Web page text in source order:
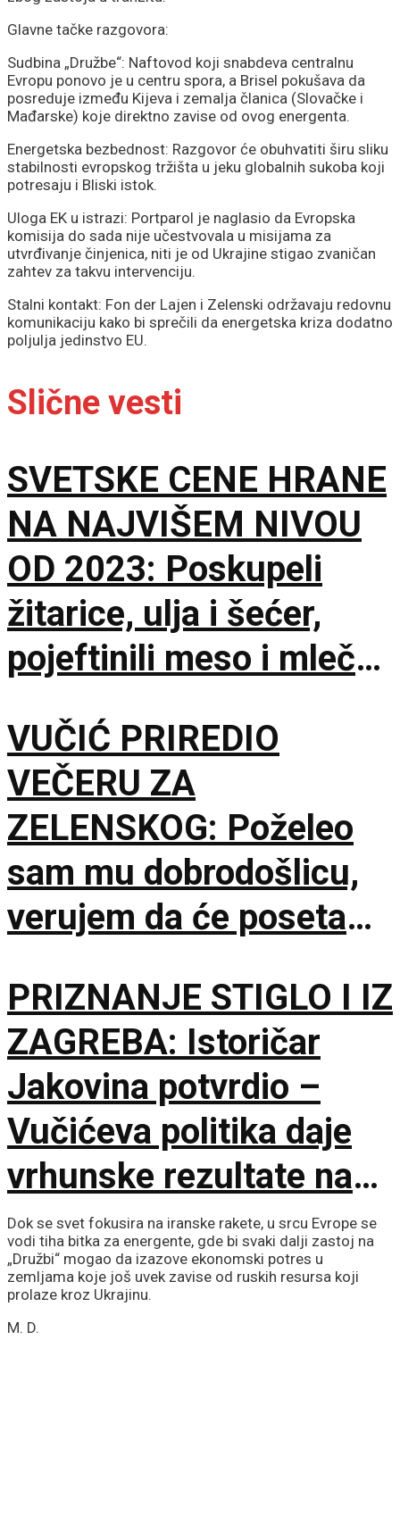
Glavne tačke razgovora:
Sudbina „Družbe“: Naftovod koji snabdeva centralnu
Evropu ponovo je u centru spora, a Brisel pokušava da
posreduje između Kijeva i zemalja članica (Slovačke i
Mađarske) koje direktno zavise od ovog energenta.
Energetska bezbednost: Razgovor će obuhvatiti širu sliku
stabilnosti evropskog tržišta u jeku globalnih sukoba koji
potresaju i Bliski istok.
Uloga EK u istrazi: Portparol je naglasio da Evropska
komisija do sada nije učestvovala u misijama za
utvrđivanje činjenica, niti je od Ukrajine stigao zvaničan
zahtev za takvu intervenciju.
Stalni kontakt: Fon der Lajen i Zelenski održavaju redovnu
komunikaciju kako bi sprečili da energetska kriza dodatno
poljulja jedinstvo EU.
Slične vesti
SVETSKE CENE HRANE
NA NAJVIŠEM NIVOU
OD 2023: Poskupeli
žitarice, ulja i šećer,
pojeftinili meso i mlečni
VUČIĆ PRIREDIO
VEČERU ZA
ZELENSKOG: Poželeo
sam mu dobrodošlicu,
verujem da će poseta
odnosa
PRIZNANJE STIGLO I IZ
ZAGREBA: Istoričar
Jakovina potvrdio –
Vučićeva politika daje
vrhunske rezultate na
međunarodnoj sceni
Dok se svet fokusira na iranske rakete, u srcu Evrope se
vodi tiha bitka za energente, gde bi svaki dalji zastoj na
„Družbi“ mogao da izazove ekonomski potres u
zemljama koje još uvek zavise od ruskih resursa koji
prolaze kroz Ukrajinu.
M. D.